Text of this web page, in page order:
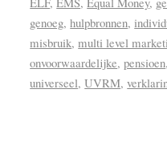
genoeg,hulpbronnen,
misbruik,multi level
onvoorwaardelijke,pensioen
universeel,UVRM,